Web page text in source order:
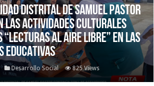
DISTRITAL DE SAMUEL PASTOR
LAS ACTIVIDADES CULTURALES
“LECTURAS AL AIRE LIBRE” EN LAS
EDUCATIVAS
Desarrollo Social 825 Views